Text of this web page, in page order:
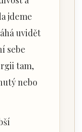
jdeme
uvidět
sebe
tam,
nebo